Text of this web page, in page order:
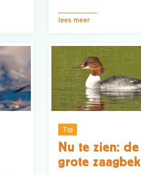
lees meer
Tip
Nu te zien: de
grote zaagbek